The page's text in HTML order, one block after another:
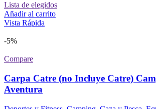
Lista de elegidos
Añadir al carrito
Vista Rápida
-5%
Compare
Carpa Catre (no Incluye Catre)
Aventura